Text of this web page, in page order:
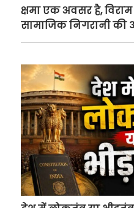
क्षमा एक अवसर है,
सामाजिक निगरानी